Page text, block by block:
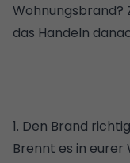
Wohnungsbrand?
das Handeln
1. Den Brand
Brennt es in eurer